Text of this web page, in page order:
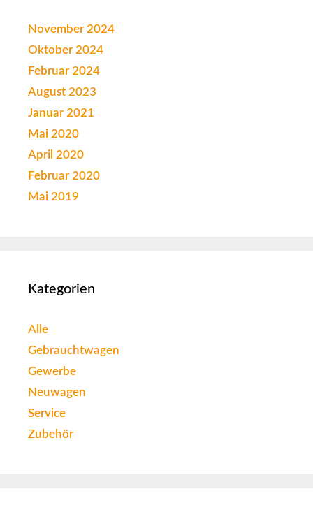
November 2024
Oktober 2024
Februar 2024
August 2023
Januar 2021
Mai 2020
April 2020
Februar 2020
Mai 2019
Kategorien
Alle
Gebrauchtwagen
Gewerbe
Neuwagen
Service
Zubehör